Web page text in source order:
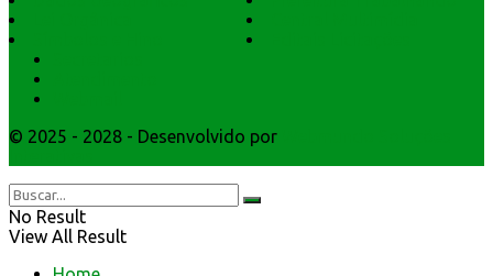
© 2025 - 2028 - Desenvolvido por
No Result
View All Result